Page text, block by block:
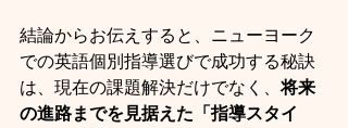
結論からお伝えすると、ニューヨーク
での英語個別指導選びで成功する秘訣
は、現在の課題解決だけでなく、将来
の進路までを見据えた「指導スタイ